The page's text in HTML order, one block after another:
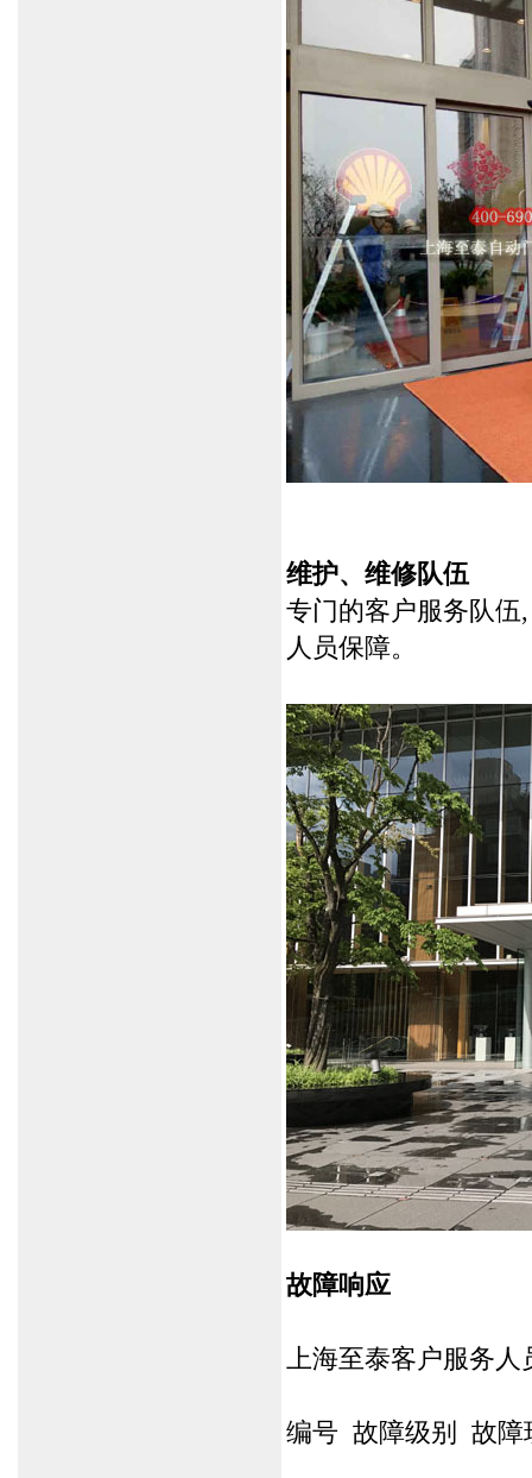
维护、维修队伍
专门的客户服务队伍
人员保障。
故障响应
上海至泰客户服务人
编号 故障级别 故